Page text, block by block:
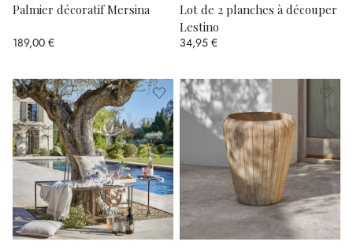
Palmier décoratif Mersina
189,00 €
Lot de 2 planches à découper
Lestino
34,95 €